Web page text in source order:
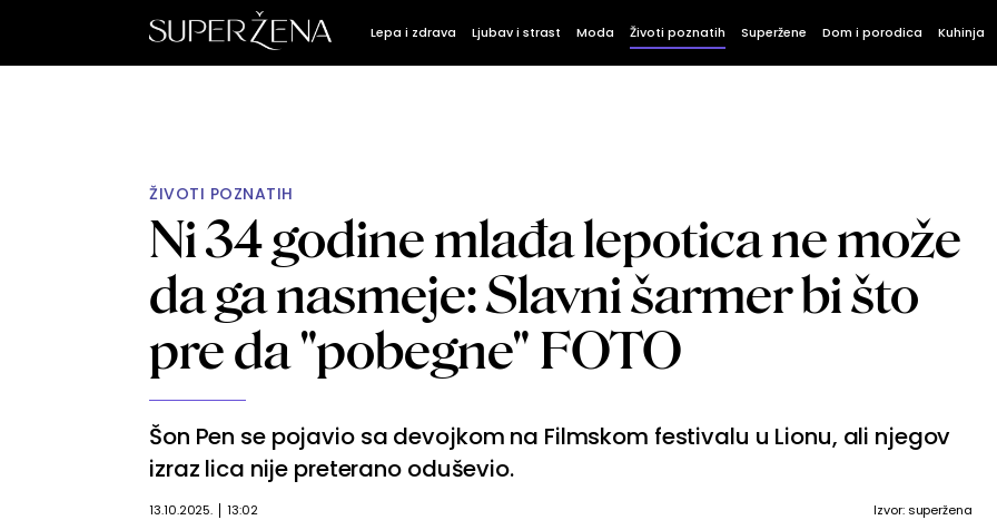
Lepa i zdrava Ljubav i strast Moda Životi poznatih Superžene Dom i porodica Kuhinja
ŽIVOTI POZNATIH
Ni 34 godine mlađa lepotica ne može
da ga nasmeje: Slavni šarmer bi što
pre da "pobegne" FOTO
Šon Pen se pojavio sa devojkom na Filmskom festivalu u Lionu, ali njegov
izraz lica nije preterano oduševio.
13.10.2025. 13:02 Izvor: superžena